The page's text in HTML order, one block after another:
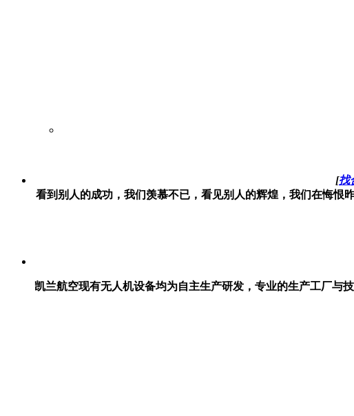
[找
看到别人的成功，我们羡慕不已，看见别人的辉煌，我们在悔恨
凯兰航空现有无人机设备均为自主生产研发，专业的生产工厂与